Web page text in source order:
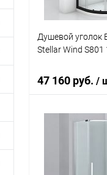
Душевой уголок
Stellar Wind S801
47 160 руб. /
Купить в 1 клик